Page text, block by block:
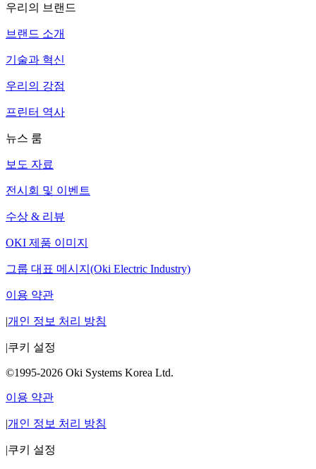
우리의 브랜드
브랜드 소개
기술과 혁신
우리의 강점
프린터 역사
뉴스 룸
보도 자료
전시회 및 이벤트
수상 & 리뷰
OKI 제품 이미지
그룹 대표 메시지(Oki Electric Industry)
이용 약관
|개인 정보 처리 방침
|쿠키 설정
©1995-2026 Oki Systems Korea Ltd.
이용 약관
|개인 정보 처리 방침
|쿠키 설정